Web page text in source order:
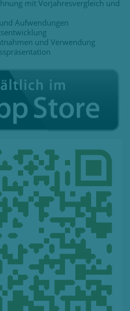
mit Vorjahresvergleich und
Aufwendungen
und Verwendung